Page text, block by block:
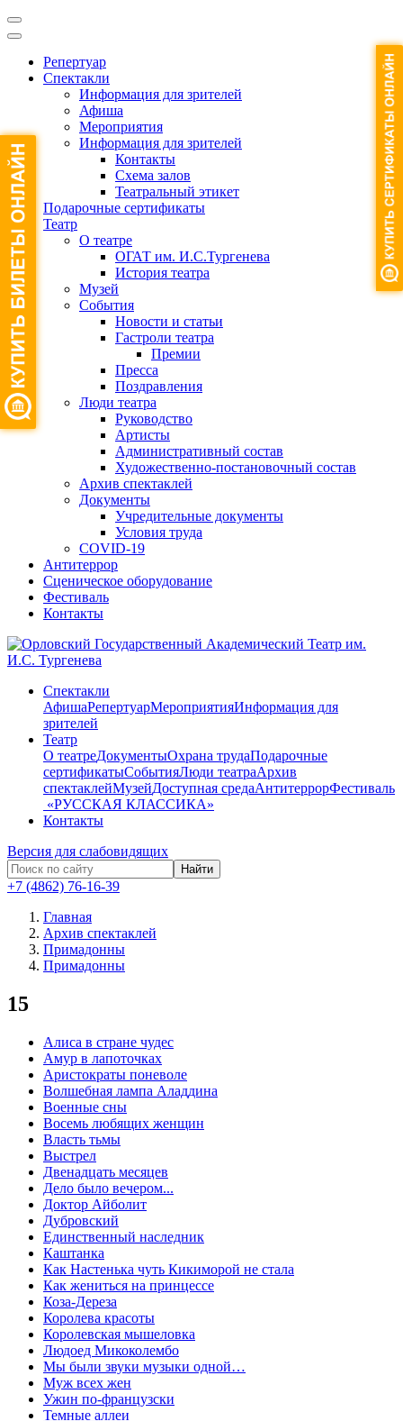
Репертуар
Спектакли
Информация для зрителей
Афиша
Мероприятия
Информация для зрителей
Контакты
Схема залов
Театральный этикет
Подарочные сертификаты
Театр
О театре
ОГАТ им. И.С.Тургенева
История театра
Музей
События
Новости и статьи
Гастроли театра
Премии
Пресса
Поздравления
Люди театра
Руководство
Артисты
Административный состав
Художественно-постановочный состав
Архив спектаклей
Документы
Учредительные документы
Условия труда
COVID-19
Антитеррор
Сценическое оборудование
Фестиваль
Контакты
Спектакли
АфишаРепертуарМероприятияИнформация для
зрителей
Театр
О театреДокументыОхрана трудаПодарочные
сертификатыСобытияЛюди театраАрхив
спектаклейМузейДоступная средаАнтитеррорФестиваль
​ «РУССКАЯ КЛАССИКА»
Контакты
Версия для слабовидящих
Найти
+7 (4862) 76-16-39
Главная
Архив спектаклей
Примадонны
Примадонны
15
Алиса в стране чудес
Амур в лапоточках
Аристократы поневоле
Волшебная лампа Аладдина
Военные сны
Восемь любящих женщин
Власть тьмы
Выстрел
Двенадцать месяцев
Дело было вечером...
Доктор Айболит
Дубровский
Единственный наследник
Каштанка
Как Настенька чуть Кикиморой не стала
Как жениться на принцессе
Коза-Дереза
Королева красоты
Королевская мышеловка
Людоед Микоколембо
Мы были звуки музыки одной…
Муж всех жен
Ужин по-французски
Темные аллеи